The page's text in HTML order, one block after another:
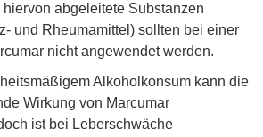
abgeleitete Substanzen
und Rheumamittel) sollten bei einer
nicht angewendet werden.
Alkoholkonsum kann die
Wirkung von Marcumar
ist bei Leberschwäche